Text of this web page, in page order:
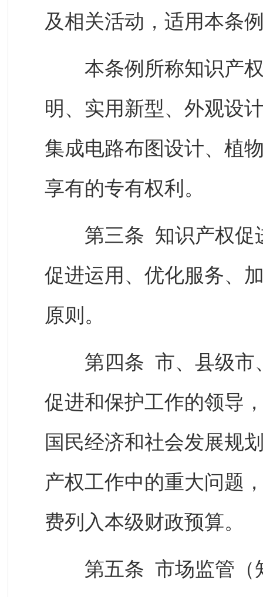
及相关活动，适用本条
本条例所称知识产权
明、实用新型、外观设
集成电路布图设计、植
享有的专有权利。
第三条 知识产权促
促进运用、优化服务、
原则。
第四条 市、县级市
促进和保护工作的领导
国民经济和社会发展规
产权工作中的重大问题
费列入本级财政预算。
第五条 市场监管（